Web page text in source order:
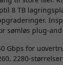
8 TB
sømløs plug-
Gbps for
2280-